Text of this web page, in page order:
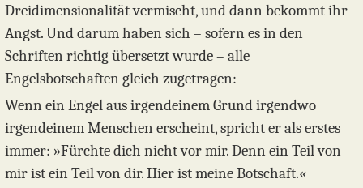
Dreidimensionalität vermischt, und dann bekommt ihr
Angst. Und darum haben sich – sofern es in den
Schriften richtig übersetzt wurde – alle
Engelsbotschaften gleich zugetragen:
Wenn ein Engel aus irgendeinem Grund irgendwo
irgendeinem Menschen erscheint, spricht er als erstes
immer: »Fürchte dich nicht vor mir. Denn ein Teil von
mir ist ein Teil von dir. Hier ist meine Botschaft.«